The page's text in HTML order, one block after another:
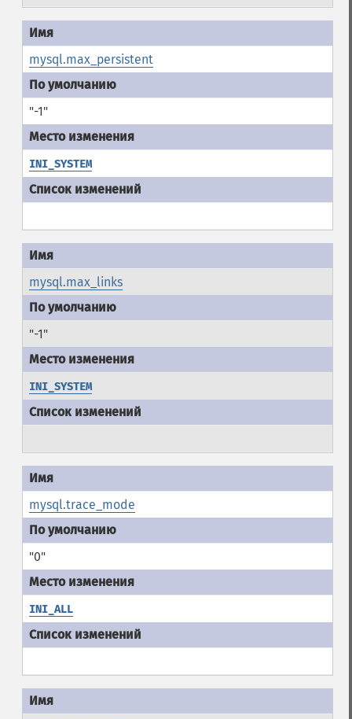
mysql.max_persistent
"-1"
INI_SYSTEM
mysql.max_links
"-1"
INI_SYSTEM
mysql.trace_mode
"0"
INI_ALL